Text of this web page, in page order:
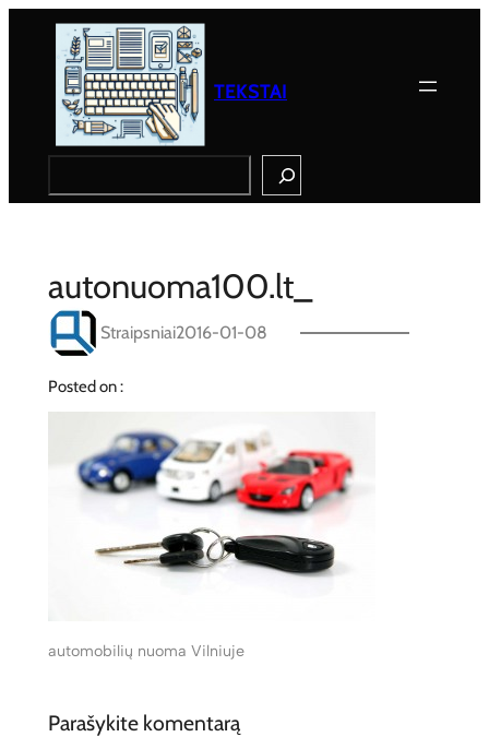
TEKSTAI
autonuoma100.lt_
Straipsniai2016-01-08
Posted on :
automobilių nuoma Vilniuje
Parašykite komentarą